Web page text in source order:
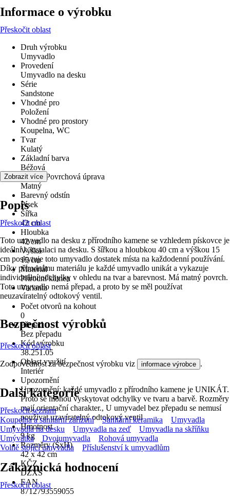
Informace o výrobku
Přeskočit oblast
Druh výrobku
Umyvadlo
Provedení
Umyvadlo na desku
Série
Sandstone
Vhodné pro
Položení
Vhodné pro prostory
Koupelna, WC
Tvar
Kulatý
Základní barva
Béžová
Povrch/Povrchová úprava
Matný
Barevný odstín
Písek
Šířka
42 cm
Hloubka
42 cm
Výška
15 cm
Materiál
Přírodní kámen
Varianta
-
Počet otvorů na kohout
0
Přepad
Bez přepadu
Kód výrobku
38.251.05
Oblast využití
Interiér
Upozornění
Upozornění: každé umyvadlo z přírodního kamene je UNIKÁT.
Proto se mohou vyskytovat odchylky ve tvaru a barvě. Rozměry
mají orientační charakter., U umyvadel bez přepadu se nemusí
používat uzavíratelný odtokový ventil
Hmotnost
9 kg
Rozměry (ŠxH)
42 x 42 cm
KČZ
DZXS
EAN
8712793559055
Zobrazit více
Popis
Přeskočit oblast
Toto umyvadlo na desku z přírodního kamene se vzhledem pískovce je
ideální k instalaci na desku. S šířkou a hloubkou 40 cm a výškou 15
cm poskytuje toto umyvadlo dostatek místa na každodenní používání.
Díky přírodnímu materiálu je každé umyvadlo unikát a vykazuje
individuální odchylky v ohledu na tvar a barevnost. Má matný povrch.
Toto umyvadlo nemá přepad, a proto by se měl používat
neuzavíratelný odtokový ventil.
Bezpečnost výrobků
Přeskočit oblast
Zodpovědnost za bezpečnost výrobku viz informace výrobce .
Další kategorie
Přeskočit seznam
Koupelna a sanitární zařízení
Sanitární keramika
Umyvadla
Umyvadla na desku
Umyvadla na zeď
Umyvadla na skříňku
Umývátka
Dvojumyvadla
Rohová umyvadla
Volně stojící umyvadla
Příslušenství k umyvadlům
Zákaznická hodnocení
Přeskočit oblast